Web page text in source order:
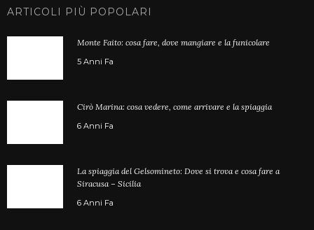
ARTICOLI PIÙ POPOLARI
Monte Faito: cosa fare, dove mangiare e la funicolare
5 Anni Fa
Cirò Marina: cosa vedere, come arrivare e la spiaggia
6 Anni Fa
La spiaggia del Gelsomineto: Dove si trova e cosa fare a
Siracusa – Sicilia
6 Anni Fa